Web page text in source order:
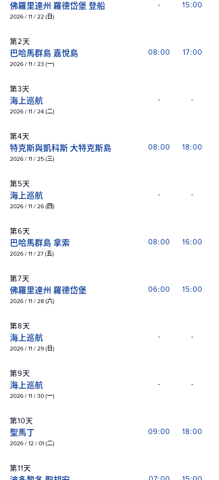
佛羅里達州 羅德岱堡 登船
2026 / 11 / 22 (日)
- 15:00
第2天
巴哈馬群島 嘉悅島
2026 / 11 / 23 (一)
08:00 17:00
第3天
海上巡航
2026 / 11 / 24 (二)
- -
第4天
特克斯與凱科斯 大特克斯島
2026 / 11 / 25 (三)
08:00 18:00
第5天
海上巡航
2026 / 11 / 26 (四)
- -
第6天
巴哈馬群島 拿索
2026 / 11 / 27 (五)
08:00 16:00
第7天
佛羅里達州 羅德岱堡
2026 / 11 / 28 (六)
06:00 15:00
第8天
海上巡航
2026 / 11 / 29 (日)
- -
第9天
海上巡航
2026 / 11 / 30 (一)
- -
第10天
聖馬丁
2026 / 12 / 01 (二)
09:00 18:00
第11天